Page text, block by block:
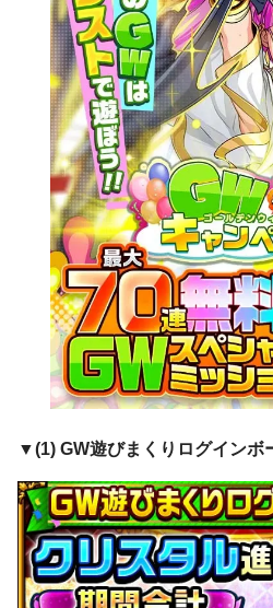
▼(1) GW遊びまくりログインボ